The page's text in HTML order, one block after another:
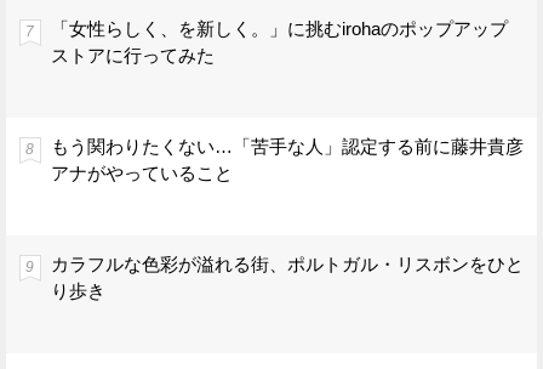
「女性らしく、を新しく。」に挑むirohaのポップアップ
ストアに行ってみた
もう関わりたくない…「苦手な人」認定する前に藤井貴彦
アナがやっていること
カラフルな色彩が溢れる街、ポルトガル・リスボンをひと
り歩き